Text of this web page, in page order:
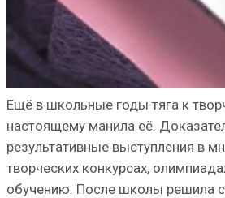
Ещё в школьные годы тяга к
настоящему манила её.
результативные выступления в
творческих конкурсах,
обучению. После школы решила